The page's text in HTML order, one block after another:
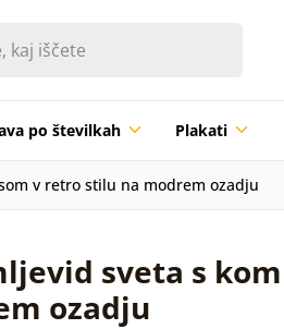
po številkah Plakati
v retro stilu na modrem ozadju
sveta s
ozadju